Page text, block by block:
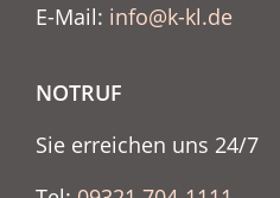
E-Mail: info@k-kl.de
NOTRUF
Sie erreichen uns 24/7